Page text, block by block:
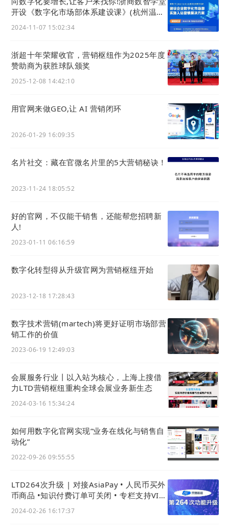
如何设置企业微信客服
第一步：开通微信客服
能-客服 -微信客服
第二步：在官微中心设置好企业ID及客服链接
操作路径:官微中心-应用-企业微信
填入企业微信客服链接及企业微信企业ID即可。
开设《数字化市场部体系建设课》(杭州温州
2024-11-07 15:02:34
浙超十年荣耀收官，营销枢纽作为2025年度
赞助商为获胜球队颁奖
2025-12-08 14:42:10
用官网来做GEO,让 AI 营销闭环
2026-01-29 16:09:35
名片社交：藏在官微名片里的5大营销秘诀！
2023-11-24 18:05:52
好的官网，不仅能干销售，还能帮您招聘新
人!
2023-01-11 06:16:59
数字化转型得从升级官网为营销枢纽开始
2023-12-18 17:28:43
数字技术营销(martech)将更好证明市场部营
销工作的价值
2023-06-19 12:49:03
会展服务行业丨以入站为核心，上海上搜借
力LTD营销枢纽重构全球会展业务新生态
2024-03-16 15:34:24
如何用数字化官网实现“业务在线化与销售⾃
动化”
2022-09-26 09:55:55
LTD264次升级 | 对接AsiaPay • 人民币买外
币商品 •知识付费订单可关闭 • 专栏支持VIP
2024-02-26 16:17:37